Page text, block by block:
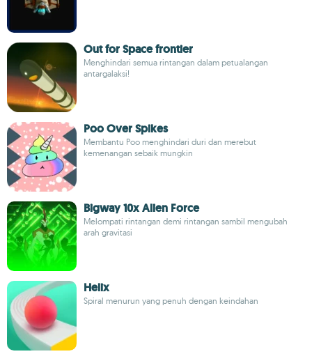
Out for Space frontier
Menghindari semua rintangan dalam petualangan
antargalaksi!
Poo Over Spikes
Membantu Poo menghindari duri dan merebut
kemenangan sebaik mungkin
Bigway 10x Alien Force
Melompati rintangan demi rintangan sambil mengubah
arah gravitasi
Helix
Spiral menurun yang penuh dengan keindahan